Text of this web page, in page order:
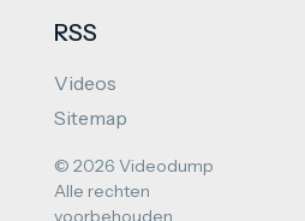
RSS
Videos
Sitemap
© 2026 Videodump
Alle rechten
voorbehouden